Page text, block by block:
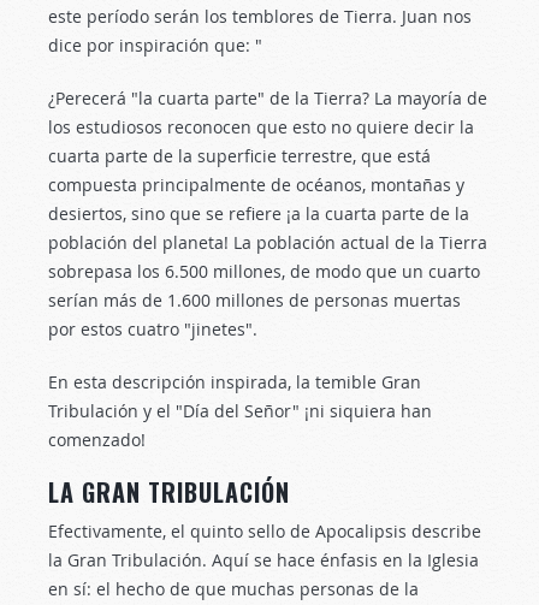
este período serán los temblores de Tierra. Juan nos
dice por inspiración que: "
¿Perecerá "la cuarta parte" de la Tierra? La mayoría de
los estudiosos reconocen que esto no quiere decir la
cuarta parte de la superficie terrestre, que está
compuesta principalmente de océanos, montañas y
desiertos, sino que se refiere ¡a la cuarta parte de la
población del planeta! La población actual de la Tierra
sobrepasa los 6.500 millones, de modo que un cuarto
serían más de 1.600 millones de personas muertas
por estos cuatro "jinetes".
En esta descripción inspirada, la temible Gran
Tribulación y el "Día del Señor" ¡ni siquiera han
comenzado!
LA GRAN TRIBULACIÓN
Efectivamente, el quinto sello de Apocalipsis describe
la Gran Tribulación. Aquí se hace énfasis en la Iglesia
en sí: el hecho de que muchas personas de la